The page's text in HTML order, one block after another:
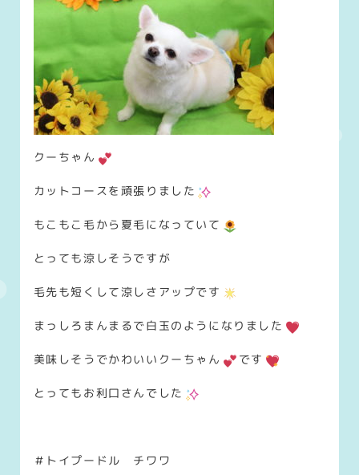
クーちゃん
カットコースを頑張りました
もこもこ毛から夏毛になっていて
とっても涼しそうですが
毛先も短くして涼しさアップです
まっしろまんまるで白玉のようになりました
美味しそうでかわいいクーちゃん です
とってもお利口さんでした
＃トイプードル チワワ